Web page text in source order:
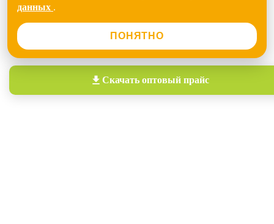
данных .
ПОНЯТНО
Скачать оптовый прайс